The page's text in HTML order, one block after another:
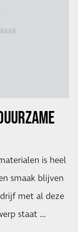
is heel
smaak blijven
met al deze
staat …